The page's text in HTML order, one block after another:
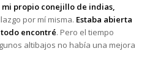
propio conejillo de indias,
por mí misma. Estaba abierta
encontré. Pero el tiempo
altibajos no había una mejora